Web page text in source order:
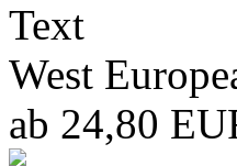
Text
West
ab 24,80